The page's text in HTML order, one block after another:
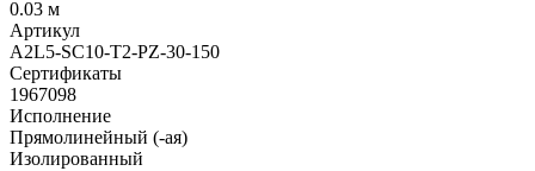
0.03 м
Артикул
A2L5-SC10-T2-PZ-30-150
Сертификаты
1967098
Исполнение
Прямолинейный (-ая)
Изолированный